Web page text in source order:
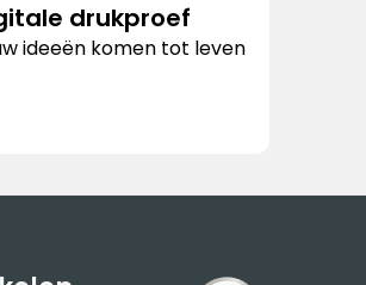
drukproef
ideeën komen tot leven